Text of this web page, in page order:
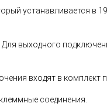
устанавливается
выходного
входят в комплект
соединения.